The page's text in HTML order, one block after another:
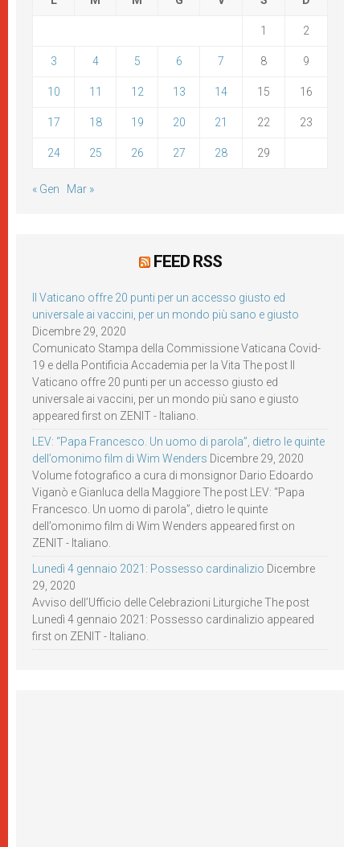
1 2
3 4 5 6 7 8 9
10 11 12 13 14 15 16
17 18 19 20 21 22 23
24 25 26 27 28 29
« Gen Mar »
FEED RSS
Il Vaticano offre 20 punti per un accesso giusto ed
universale ai vaccini, per un mondo più sano e giusto
Dicembre 29, 2020
Comunicato Stampa della Commissione Vaticana Covid-
19 e della Pontificia Accademia per la Vita The post Il
Vaticano offre 20 punti per un accesso giusto ed
universale ai vaccini, per un mondo più sano e giusto
appeared first on ZENIT - Italiano.
LEV: “Papa Francesco. Un uomo di parola”, dietro le quinte
dell’omonimo film di Wim Wenders Dicembre 29, 2020
Volume fotografico a cura di monsignor Dario Edoardo
Viganò e Gianluca della Maggiore The post LEV: “Papa
Francesco. Un uomo di parola”, dietro le quinte
dell’omonimo film di Wim Wenders appeared first on
ZENIT - Italiano.
Lunedì 4 gennaio 2021: Possesso cardinalizio Dicembre
29, 2020
Avviso dell’Ufficio delle Celebrazioni Liturgiche The post
Lunedì 4 gennaio 2021: Possesso cardinalizio appeared
first on ZENIT - Italiano.